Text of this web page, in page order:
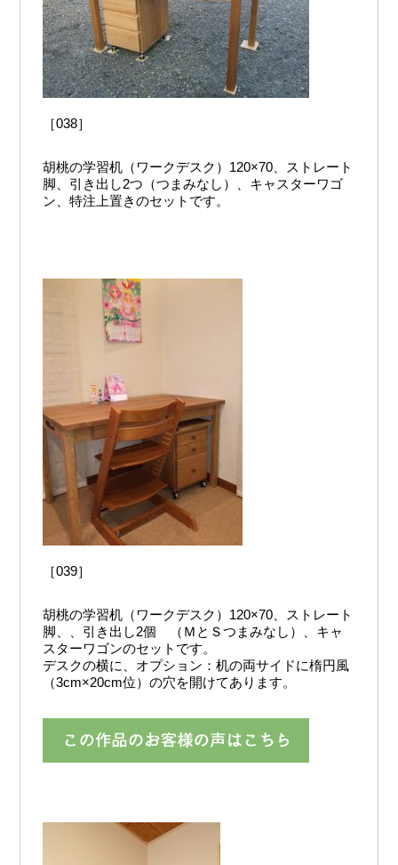
［038］
胡桃の学習机（ワークデスク）120×70、ストレート
脚、引き出し2つ（つまみなし）、キャスターワゴ
ン、特注上置きのセットです。
［039］
胡桃の学習机（ワークデスク）120×70、ストレート
脚、、引き出し2個 （ＭとＳつまみなし）、キャ
スターワゴンのセットです。
デスクの横に、オプション：机の両サイドに楕円風
（3cm×20cm位）の穴を開けてあります。